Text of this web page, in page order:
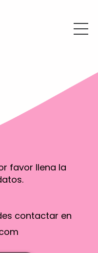
favor llena la
contactar en